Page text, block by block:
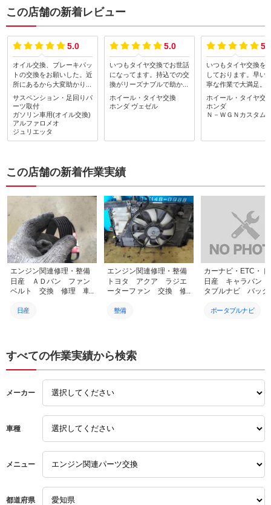
この店舗の新着レビュー
5.0
オイル交換、ブレーキパッ
トの交換をお願いした。近
所にあるから大変助かりま
す。サービスの方の技術が
素晴らしい。
サスペンション・足回りパ
ーツ取付
ガソリン車用(オイル交換)
アルファロメオ
ジュリエッタ
5.0
いつもタイヤ交換でお世話
になってます。持込での交
換がリーズナブルで助かっ
ています。タイヤ交換以外
もお願いしようと思いま
ホイール・タイヤ交換
ホンダ ヴェゼル
いつもタイヤ交換を
しております。早い
寧な作業で大満足。
オイル効果などもお
ようと思います。
ホイール・タイヤ交
ホンダ
Ｎ－ＷＧＮカスタム
この店舗の新着作業実績
エンジン関連修理・整備
日産 ＡＤバン ファン
ベルト 交換 修理 車
格安 整備 認証工場
日産
土日営業
交換
エンジン関連修理・整備
トヨタ アクア ラジエ
ーターファン 交換 修
持込 格安 整備 認証
整備
トヨタ
土日営業
修理
日産 キャラバン
タブルナビ バック
理 車検 レンタ
ポータブルナビ
安い
取付
すべての作業実績から検索
メーカー
車種
メニュー
都道府県